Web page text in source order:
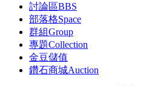
討論區BBS
部落格Space
群組Group
專題Collection
金豆儲值
鑽石商城Auction